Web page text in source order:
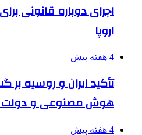
اجرای دوباره قانونی
اروپا
4 هفته پیش
تأکید ایران و روسیه
هوش مصنوعی و دولت
4 هفته پیش